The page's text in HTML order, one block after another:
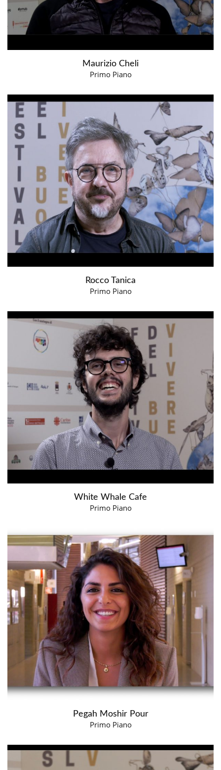
Maurizio Cheli
Primo Piano
Rocco Tanica
Primo Piano
White Whale Cafe
Primo Piano
Pegah Moshir Pour
Primo Piano